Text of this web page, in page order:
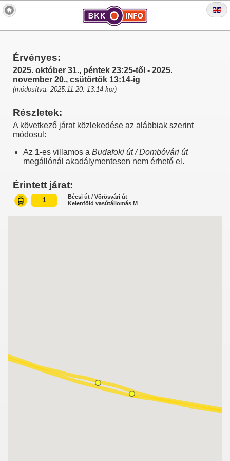
Érvényes:
2025. október 31., péntek 23:25-től - 2025.
november 20., csütörtök 13:14-ig
(módosítva: 2025.11.20. 13:14-kor)
Részletek:
A következő járat közlekedése az alábbiak szerint
módosul:
Az 1-es villamos a Budafoki út / Dombóvári út
megállónál akadálymentesen nem érhető el.
Érintett járat:
1
Bécsi út / Vörösvári út
Kelenföld vasútállomás M